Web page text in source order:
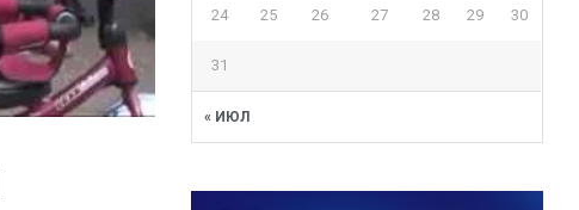
« ИЮЛ
24 25 26 27 28 29 30
31